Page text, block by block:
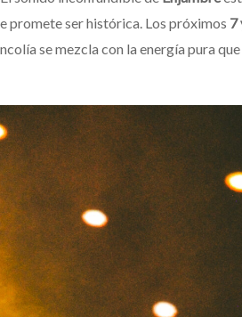
promete ser histórica. Los próximos 7
se mezcla con la energía pura